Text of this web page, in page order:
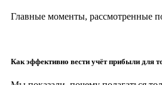
Главные моменты, рассмотренные
Как эффективно вести учёт прибыли для